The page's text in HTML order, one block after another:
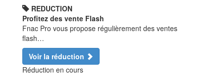
REDUCTION
Profitez des vente Flash
Fnac Pro vous propose régulièrement des ventes
flash…
Voir la réduction
Réduction en cours